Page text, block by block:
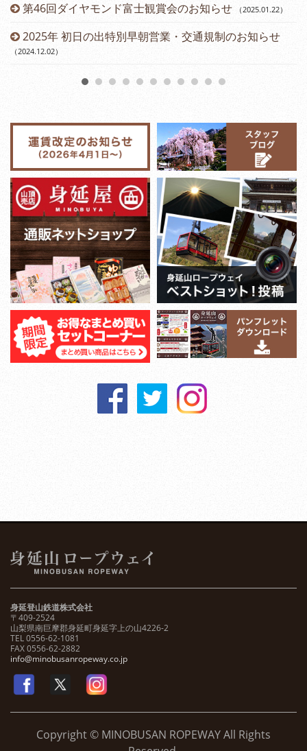
第46回ダイヤモンド富士観賞会のお知らせ （2025.01.22）
2025年 初日の出特別早朝営業・交通規制のお知らせ
（2024.12.02）
身延登山鉄道株式会社
〒409-2524
山梨県南巨摩郡身延町身延字上の山4226-2
TEL 0556-62-1081
FAX 0556-62-2882
info@minobusanropeway.co.jp
Copyright © MINOBUSAN ROPEWAY All Rights